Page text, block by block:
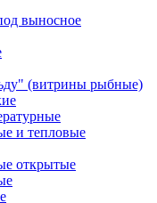
выносное
(витрины рыбные)
и тепловые
открытые